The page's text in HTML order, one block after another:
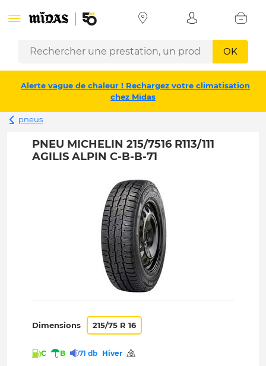
OK
Alerte vague de chaleur ! Rechargez votre climatisation
chez Midas
pneus
PNEU MICHELIN 215/7516 R113/111
AGILIS ALPIN C-B-B-71
Dimensions 215/75 R 16
C B 71 db Hiver